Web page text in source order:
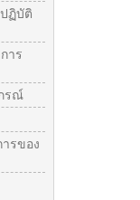
ฏิบัติ
าร
รณ์
รของ